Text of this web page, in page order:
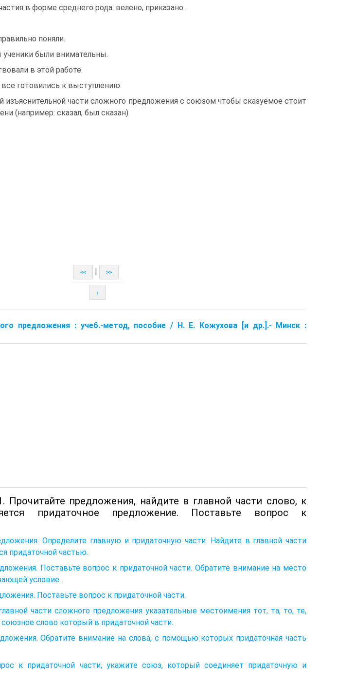
в форме среднего рода: велено, при­казано.
поняли.
ученики были внимательны.
в этой работе.
готовились к выступлению.
изъяснительной части сложного пред­ложения с союзом чтобы сказуемое стоит
(например: сказал, был сказан).
<< >>
↑
предложения : учеб.-метод, пособие / Н. Е. Кожухова [и др.].- Минск :
Прочитайте предложения, найдите в главной части слово, к
придаточное предложение. Поставьте во­прос к
Определите главную и прида­точную части. Найдите в главной части
придаточной частью.
Поставьте вопрос к придаточной части. Обратите внимание на место
условие.
Поставьте вопрос к придаточной части.
части сложного предложения указа­тельные местоимения тот, та, то, те,
союзное слово который в придаточной части.
Обратите внимание на слова, с помощью которых придаточная часть
к придаточной части, укажите союз, ко­торый соединяет придаточную и